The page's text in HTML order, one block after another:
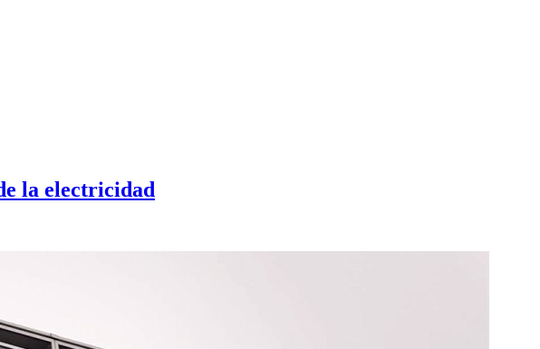
la electricidad